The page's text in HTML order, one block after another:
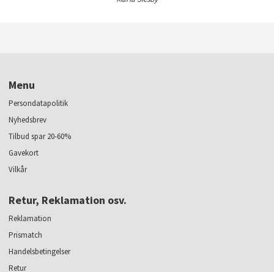
Menu
Persondatapolitik
Nyhedsbrev
Tilbud spar 20-60%
Gavekort
Vilkår
Retur, Reklamation osv.
Reklamation
Prismatch
Handelsbetingelser
Retur